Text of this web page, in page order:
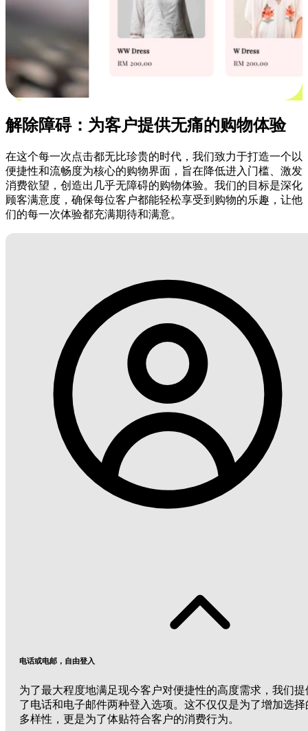
解除障碍：为客户提供无痛的购物体验
在这个每一次点击都无比珍贵的时代，我们致力于打造一个以
便捷性和流畅度为核心的购物界面，旨在降低进入门槛、激发
消费欲望，创造出几乎无障碍的购物体验。我们的目标是深化
顾客满意度，确保每位客户都能轻松享受到购物的乐趣，让他
们的每一次体验都充满期待和满意。
电话或电邮，自由登入
为了最大程度地满足现今客户对便捷性的高度需求，我们提
了电话和电子邮件两种登入选项。这不仅仅是为了增加选择
多样性，更是为了体贴符合客户的消费行为。